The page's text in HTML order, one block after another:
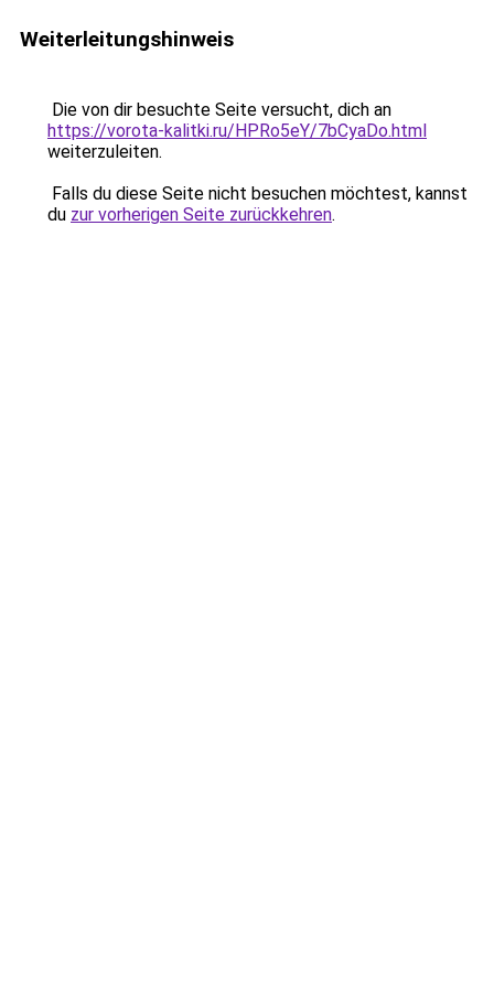
Weiterleitungshinweis
Die von dir besuchte Seite versucht, dich an
https://vorota-kalitki.ru/HPRo5eY/7bCyaDo.html
weiterzuleiten.
Falls du diese Seite nicht besuchen möchtest, kannst
du zur vorherigen Seite zurückkehren.